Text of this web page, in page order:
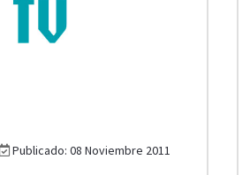
Publicado: 08 Noviembre 2011